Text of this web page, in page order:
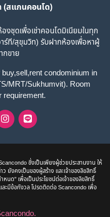
สแกนคอนโด)
ชุดเพื่อเช่าคอนโดมิเนียมในทุก
าร์ที/สุขุมวิท) รับฝากห้องเพื่อหาผู้
กขาย
condominium in
MRT/Sukhumvit). Room
requirement.
ซึ่งเป็นเพียงผู้ช่วยประสานงาน ให้
ว ยังคงเป็นของผู้สร้าง และเจ้าของลิขสิทธิ์
นด" เพื่อเป็นประโยชน์ต่อเจ้าของลิขสิทธิ์
ละมีข้อกังวล โปรดติดต่อ Scancondo เพื่อ
.